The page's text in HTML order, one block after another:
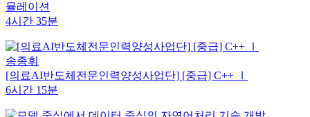
뮬레이션
4시간 35분
송종휘
[의료AI반도체전문인력양성사업단] [중급] C++ Ⅰ
6시간 15분